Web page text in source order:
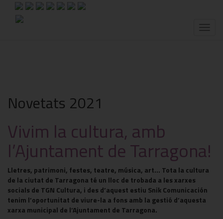
Toggle
Novetats 2021
Vivim la cultura, amb
l’Ajuntament de Tarragona!
Lletres, patrimoni, festes, teatre, música, art... Tota la cultura
de la ciutat de Tarragona té un lloc de trobada a les xarxes
socials de TGN Cultura, i des d’aquest estiu Snik Comunicación
tenim l’oportunitat de viure-la a fons amb la gestió d’aquesta
xarxa municipal de l’Ajuntament de Tarragona.